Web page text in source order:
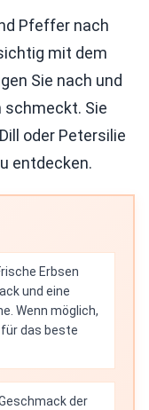
Pfeffer nach
mit dem
Sie nach und
schmeckt. Sie
oder Petersilie
entdecken.
Erbsen
und eine
Wenn möglich,
das beste
der